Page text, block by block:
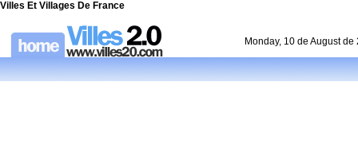
Villes Et Villages De France
Monday, 10 de August de